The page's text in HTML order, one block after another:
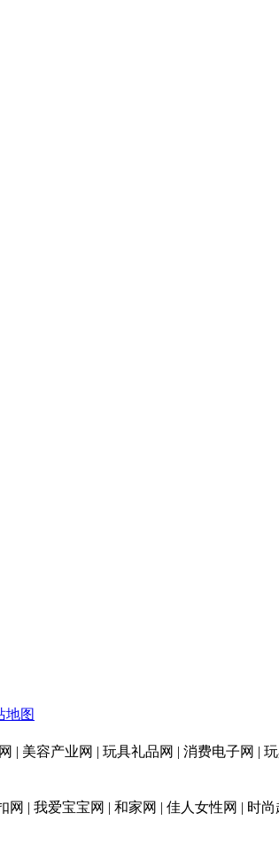
地图
美容产业网 | 玩具礼品网 | 消费电子网 |
| 我爱宝宝网 | 和家网 | 佳人女性网 | 时